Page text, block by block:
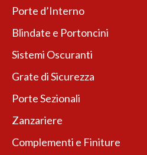
Porte d’Interno
Blindate e Portoncini
Sistemi Oscuranti
Grate di Sicurezza
Porte Sezionali
Zanzariere
Complementi e Finiture